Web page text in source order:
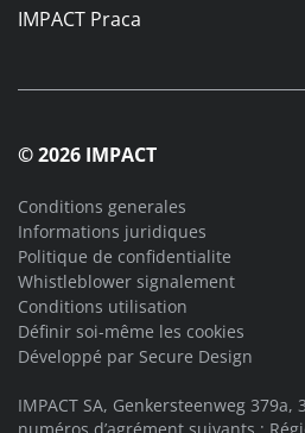
IMPACT Praca
© 2026 IMPACT
Conditions generales
Informations juridiques
Politique de confidentialite
Whistleblower signalement
Conditions utilisation
Définir soi-même les cookies
Développé par Secure Design
IMPACT SA, Genkersteenweg 379a,